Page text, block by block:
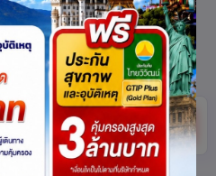
ลิเวอร์พูล ออกซ์ฟอร์ด
ค้นหา